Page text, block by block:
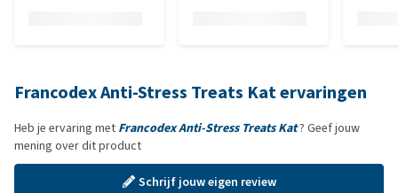
Francodex Anti-Stress Treats Kat ervaringen
Heb je ervaring met Francodex Anti-Stress Treats Kat? Geef jouw
mening over dit product
Schrijf jouw eigen review